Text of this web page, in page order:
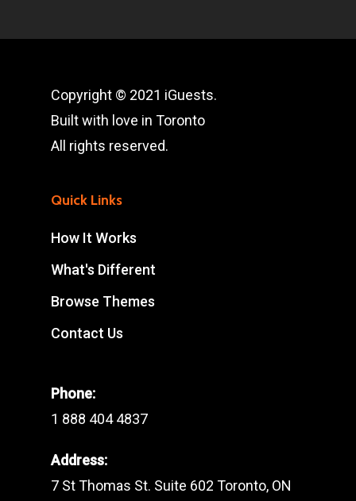
Copyright © 2021 iGuests.
Built with love in Toronto
All rights reserved.
Quick Links
How It Works
What's Different
Browse Themes
Contact Us
Phone:
1 888 404 4837
Address:
7 St Thomas St. Suite 602 Toronto, ON